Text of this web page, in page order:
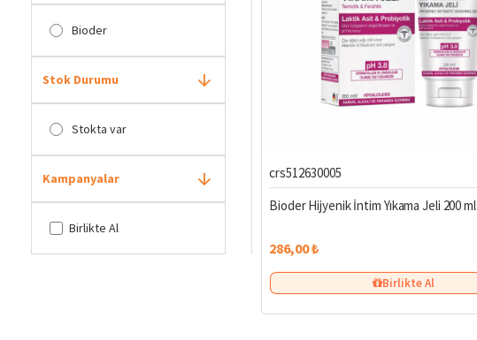
Bioder
Stok Durumu
Stokta var
Kampanyalar
Birlikte Al
crs512630005
Bioder Hijyenik İntim Yıkama Jeli 200 ml
286,00 ₺
Birlikte Al